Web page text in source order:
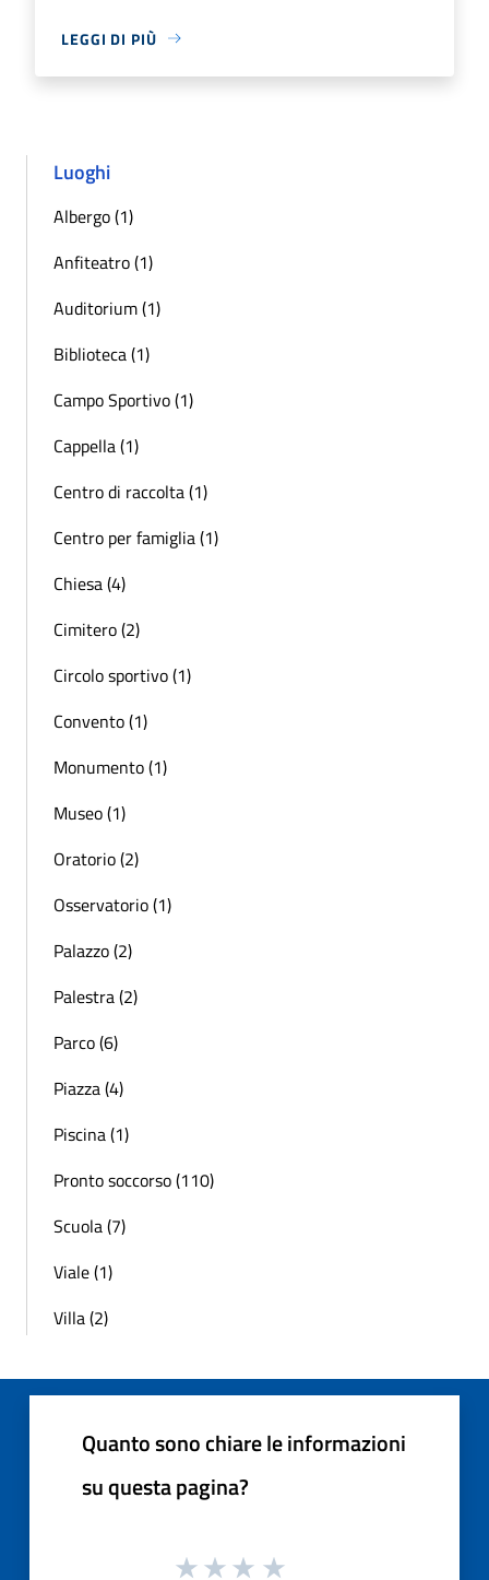
LEGGI DI PIÙ
Luoghi
Albergo (1)
Anfiteatro (1)
Auditorium (1)
Biblioteca (1)
Campo Sportivo (1)
Cappella (1)
Centro di raccolta (1)
Centro per famiglia (1)
Chiesa (4)
Cimitero (2)
Circolo sportivo (1)
Convento (1)
Monumento (1)
Museo (1)
Oratorio (2)
Osservatorio (1)
Palazzo (2)
Palestra (2)
Parco (6)
Piazza (4)
Piscina (1)
Pronto soccorso (110)
Scuola (7)
Viale (1)
Villa (2)
Quanto sono chiare le informazioni
su questa pagina?